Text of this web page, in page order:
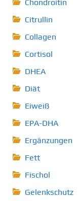
Chondroitin
Citrullin
Collagen
Cortisol
DHEA
Diät
Eiweiß
EPA-DHA
Ergänzungen
Fett
Fischol
Gelenkschutz